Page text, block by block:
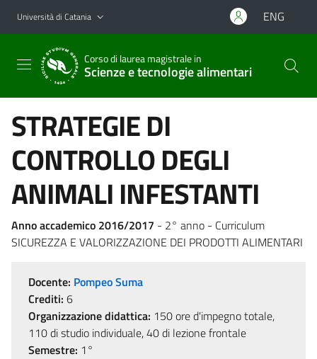
Vai al contenuto principale
Vai al menu di navigazione
Università di Catania ENG
Corso di laurea magistrale in
Scienze e tecnologie alimentari
STRATEGIE DI
CONTROLLO DEGLI
ANIMALI INFESTANTI
Anno accademico 2016/2017 - 2° anno - Curriculum
SICUREZZA E VALORIZZAZIONE DEI PRODOTTI ALIMENTARI
Docente: Pompeo Suma
Crediti: 6
Organizzazione didattica: 150 ore d'impegno totale,
110 di studio individuale, 40 di lezione frontale
Semestre: 1°